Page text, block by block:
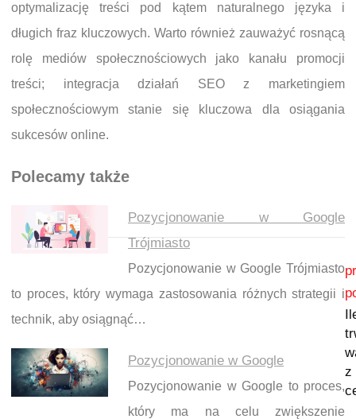
optymalizację treści pod kątem naturalnego języka i
długich fraz kluczowych. Warto również zauważyć rosnącą
rolę mediów społecznościowych jako kanału promocji
treści; integracja działań SEO z marketingiem
społecznościowym stanie się kluczowa dla osiągania
sukcesów online.
Polecamy także
Pozycjonowanie w Google
Trójmiasto
Pozycjonowanie w Google Trójmiasto
to proces, który wymaga zastosowania różnych strategii i
technik, aby osiągnąć…
Pozycjonowanie w Google
Pozycjonowanie w Google to proces,
który ma na celu zwiększenie
Nawigacja wpisu
z